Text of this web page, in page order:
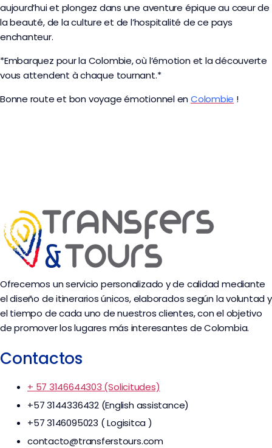
aujourd’hui et plongez dans une aventure épique au cœur de
la beauté, de la culture et de l’hospitalité de ce pays
enchanteur.
*Embarquez pour la Colombie, où l’émotion et la découverte
vous attendent à chaque tournant.*
Bonne route et bon voyage émotionnel enColombie !
Ofrecemos un servicio personalizado y de calidad mediante
el diseño de itinerarios únicos, elaborados según la voluntad y
el tiempo de cada uno de nuestros clientes, con el objetivo
de promover los lugares más interesantes de Colombia.
Contactos
+ 57 3146644303 (Solicitudes)
+57 3144336432 (English assistance)
+57 3146095023 ( Logisitca )
contacto@transferstours.com